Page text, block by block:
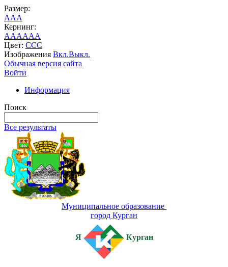
Размер:
AAA
Кернинг:
AAAAAA
Цвет: CCC
Изображения Вкл.Выкл.
Обычная версия сайта
Войти
Информация
Поиск
Все результаты
Муниципальное образование
город Курган
Я Курган